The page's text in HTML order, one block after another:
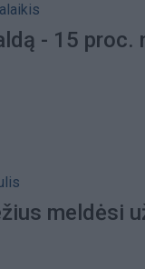
- 15 proc.
meldėsi